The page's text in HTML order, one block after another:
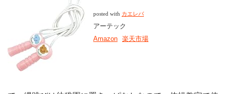
posted with カエレバ
アーテック
Amazon 楽天市場